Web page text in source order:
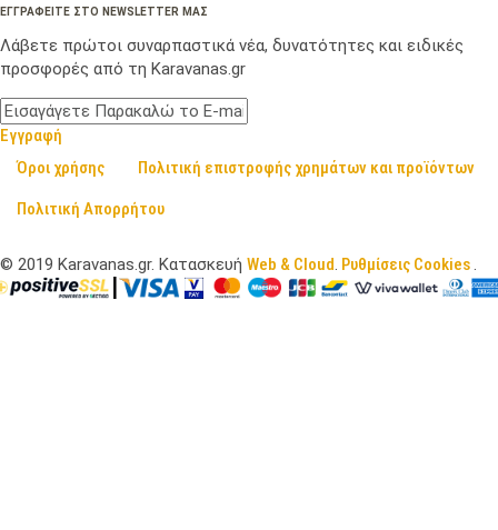
ΕΓΓΡΑΦΕΙΤΕ ΣΤΟ NEWSLETTER ΜΑΣ
Λάβετε πρώτοι συναρπαστικά νέα, δυνατότητες και ειδικές
προσφορές από τη Karavanas.gr
Εγγραφή
Όροι χρήσης
Πολιτική επιστροφής χρημάτων και προϊόντων
Πολιτική Απορρήτου
© 2019 Karavanas.gr. Κατασκευή Web & Cloud Ρυθμίσεις Cookies